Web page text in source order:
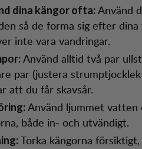
dina kängor ofta:Använd
så de forma sig efter
inte vara vandringar.
Använd alltid två par
par (justera
att du får skavsår.
Använd ljummet
både in- och utvändigt.
Torka kängorna